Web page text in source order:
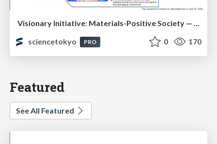
Visionary Initiative: Materials-Positive Society — Evolving “Things,” empowering a positive society | Science Tokyo
sciencetokyo
PRO 0 170
Featured
See All Featured